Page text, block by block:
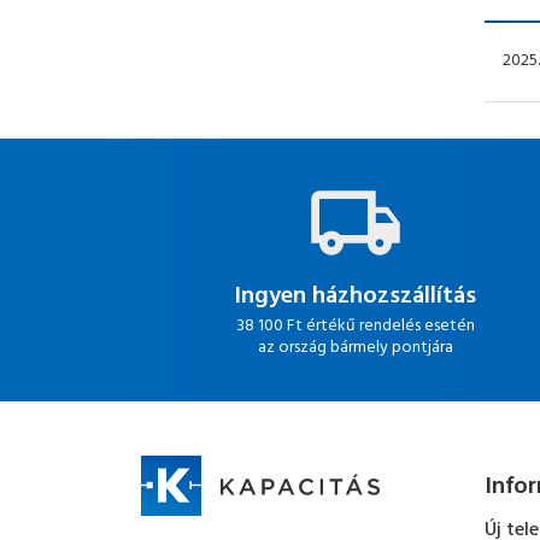
Ingyen házhozszállítás
38 100 Ft értékű rendelés esetén
az ország bármely pontjára
Új